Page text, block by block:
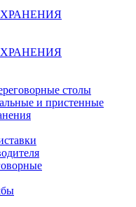
столы
и пристенные